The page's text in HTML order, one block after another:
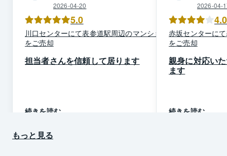
2026-04-20
5.0
川口センターにて表参道駅周辺のマンション
をご売却
担当者さんを信頼して居ります
続きを読む
2026-04-
4.0
赤坂センターにて
をご売却
親身に対応い
ます
続きを読む
もっと見る